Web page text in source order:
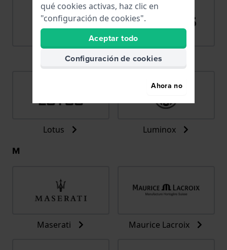
Lorus
Lotus Luminox
M
Maserati Maurice Lacroix
qué cookies activas, haz clic en
"configuración de cookies".
Aceptar todo
Configuración de cookies
Ahora no